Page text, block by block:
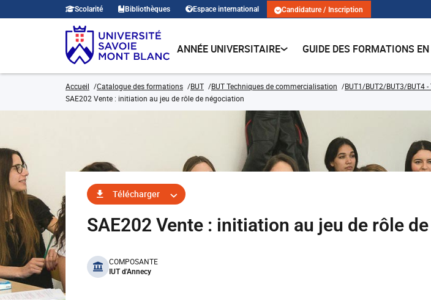
Scolarité Bibliothèques Espace international Candidature / Inscription
ANNÉE UNIVERSITAIRE GUIDE DES FORMATIONS
Accueil Catalogue des formations BUT BUT Techniques de commercialisation
BUT1/BUT2/BUT3/BUT4
SAE202 Vente : initiation au jeu de rôle de négociation
Télécharger
SAE202 Vente : initiation au jeu de rôle
benefits
COMPOSANTE
IUT d'Annecy